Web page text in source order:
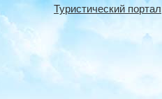
Туристический портал